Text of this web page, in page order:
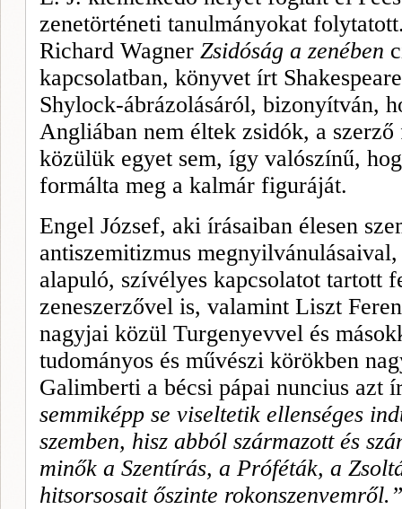
zenetörténeti tanulmányokat
Richard Wagner Zsidóság a zenében
kapcsolatban, köny­vet írt
Shylock-ábrázolásáról, bizonyítván,
Angliában nem éltek zsidók, a szerző
közülük egyet sem, így valószínű,
formálta meg a kalmár figuráját.
Engel József, aki írásaiban élesen
antiszemitizmus
ala­puló, szívélyes kapcsolatot tartott
zeneszerzővel is, valamint Liszt
nagyjai kö­zül Turgenyevvel és
tudományos és művészi körök­ben
Galimberti a bécsi pápai nuncius azt
semmiképp se viseltetik ellenséges
szemben, hisz abból szár­mazott és
minők a Szentírás, a Prófé­ták, a
hitsorsosait őszinte rokonszenvemről.”